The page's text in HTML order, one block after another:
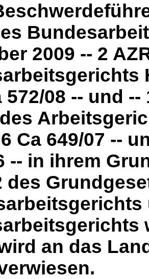
2009 -- 2
572/08 -- und
Ca 649/07 --
-- in ihrem
des
an das